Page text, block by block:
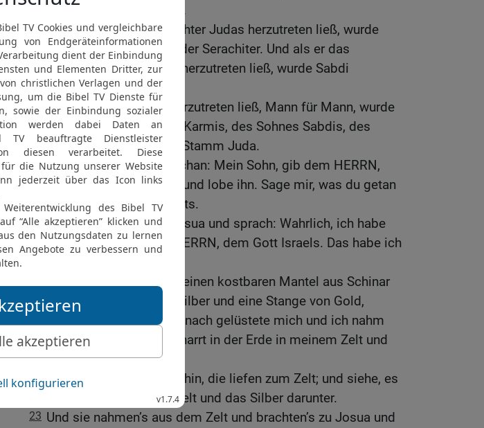
getroffen der Stamm Juda.
17 Und als er die Geschlechter Judas herzutreten ließ, wurde
getroffen das Geschlecht der Serachiter. Und als er das
Geschlecht der Serachiter herzutreten ließ, wurde Sabdi
getroffen.
18
Und als er sein Haus herzutreten ließ, Mann für Mann, wurde
getroffen Achan, der Sohn Karmis, des Sohnes Sabdis, des
Sohnes Serachs, aus dem Stamm Juda.
19 Und Josua sprach zu Achan: Mein Sohn, gib dem HERRN,
dem Gott Israels, die Ehre und lobe ihn. Sage mir, was du getan
hast, und verhehle mir nichts.
20 Da antwortete Achan Josua und sprach: Wahrlich, ich habe
mich versündigt an dem HERRN, dem Gott Israels. Das habe ich
Ich sah unter der Beute einen kostbaren Mantel aus Schinar
und zweihundert Schekel Silber und eine Stange von Gold,
fünfzig Schekel schwer; danach gelüstete mich und ich nahm
es. Und siehe, es ist verscharrt in der Erde in meinem Zelt und
das Silber darunter.
22
Da sandte Josua Boten hin, die liefen zum Zelt; und siehe, es
war verscharrt in seinem Zelt und das Silber darunter.
23 Und sie nahmen’s aus dem Zelt und brachten’s zu Josua und